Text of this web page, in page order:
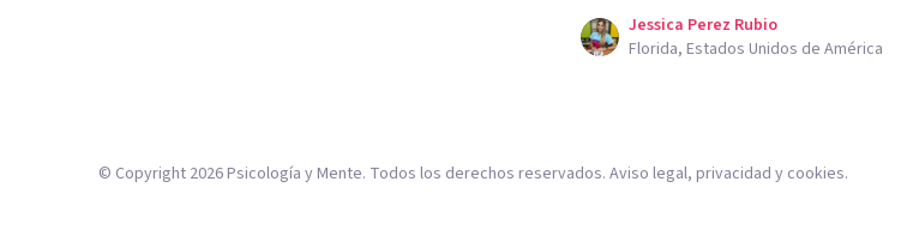
Jessica Perez Rubio
Florida, Estados Unidos de América
© Copyright 2026Psicología y Mente. Todos los derechos reservados. Aviso legal, privacidad y cookies.